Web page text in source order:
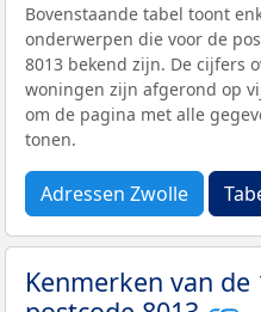
Bovenstaande tabel toont
onderwerpen die voor de
8013 bekend zijn. De cijfers
woningen zijn afgerond op
om de pagina met alle
tonen.
Adressen Zwolle
Kenmerken van